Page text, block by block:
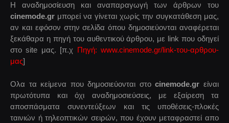
Η αναδημοσίευση και αναπαραγωγή των άρθρων του
cinemode.gr μπορεί να γίνεται χωρίς την συγκατάθεση μας,
αν και εφόσον στην σελίδα όπου δημοσιεύονται αναφέρεται
ξεκάθαρα η πηγή του αυθεντικού άρθρου, με link που οδηγεί
στο site μας. [π.χ Πηγή: www.cinemode.gr/link-του-αρθρου-
μας]
Ολα τα κείμενα που δημοσιεύονται στοcinemode.gr είναι
πρωτότυπα και όχι αναδημοσιεύσεις, με εξαίρεση τα
αποσπάσματα συνεντεύξεων και τις υποθέσεις-πλοκές
ταινιών ή τηλεοπτικών σειρών, που έχουν μεταφραστεί απο